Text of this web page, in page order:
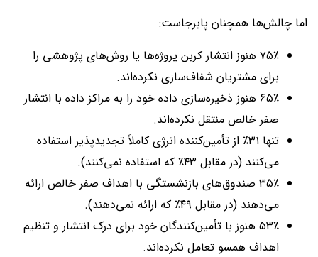
اما چالش‌ها همچنان پابرجاست:
۷۵٪ هنوز انتشار کربن پروژه‌ها یا روش‌های پژوهشی را
برای مشتریان شفاف‌سازی نکرده‌اند.
۶۵٪ هنوز ذخیره‌سازی داده خود را به مراکز داده با انتشار
صفر خالص منتقل نکرده‌اند.
تنها ۳۱٪ از تأمین‌کننده انرژی کاملاً تجدیدپذیر استفاده
می‌کنند (در مقابل ۴۳٪ که استفاده نمی‌کنند).
۳۵٪ صندوق‌های بازنشستگی با اهداف صفر خالص ارائه
می‌دهند (در مقابل ۴۹٪ که ارائه نمی‌دهند).
۵۳٪ هنوز با تأمین‌کنندگان خود برای درک انتشار و تنظیم
اهداف همسو تعامل نکرده‌اند.